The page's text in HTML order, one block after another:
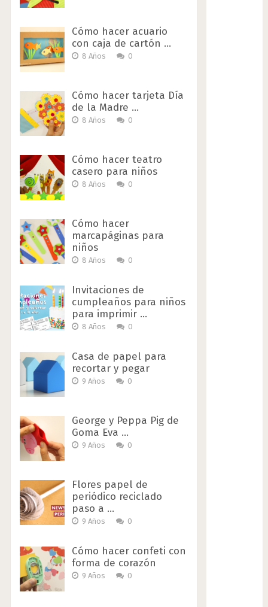
Cómo hacer acuario
con caja de cartón …
8 Años 0
Cómo hacer tarjeta Día
de la Madre …
8 Años 0
Cómo hacer teatro
casero para niños
8 Años 0
Cómo hacer
marcapáginas para
niños
8 Años 0
Invitaciones de
cumpleaños para niños
para imprimir …
8 Años 0
Casa de papel para
recortar y pegar
9 Años 0
George y Peppa Pig de
Goma Eva …
9 Años 0
Flores papel de
periódico reciclado
paso a …
9 Años 0
Cómo hacer confeti con
forma de corazón
9 Años 0